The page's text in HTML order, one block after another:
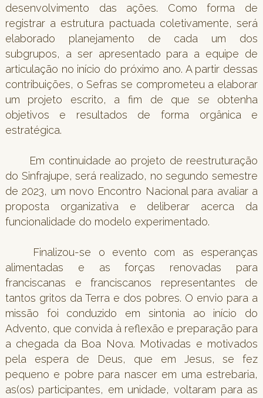
desenvolvimento das ações. Como forma de
registrar a estrutura pactuada coletivamente, será
elaborado planejamento de cada um dos
subgrupos, a ser apresentado para a equipe de
articulação no início do próximo ano. A partir dessas
contribuições, o Sefras se comprometeu a elaborar
um projeto escrito, a fim de que se obtenha
objetivos e resultados de forma orgânica e
estratégica.
Em continuidade ao projeto de reestruturação
do Sinfrajupe, será realizado, no segundo semestre
de 2023, um novo Encontro Nacional para avaliar a
proposta organizativa e deliberar acerca da
funcionalidade do modelo experimentado.
Finalizou-se o evento com as esperanças
alimentadas e as forças renovadas para
franciscanas e franciscanos representantes de
tantos gritos da Terra e dos pobres. O envio para a
missão foi conduzido em sintonia ao início do
Advento, que convida à reflexão e preparação para
a chegada da Boa Nova. Motivadas e motivados
pela espera de Deus, que em Jesus, se fez
pequeno e pobre para nascer em uma estrebaria,
as(os) participantes, em unidade, voltaram para as